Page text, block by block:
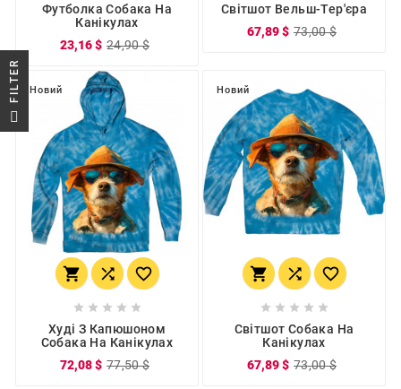
Футболка Собака На
Канікулах
23,16 $ 24,90 $
Світшот Вельш-Тер'єра
67,89 $ 73,00 $
Новий
  
    
Худі З Капюшоном
Собака На Канікулах
72,08 $ 77,50 $
Новий
  
    
Світшот Собака На
Канікулах
67,89 $ 73,00 $
R